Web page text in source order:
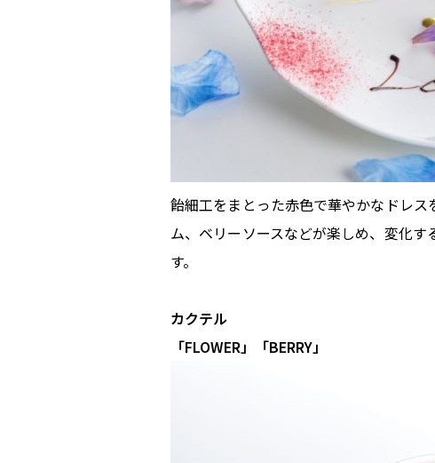
飴細工をまとった赤色で華やかなドレ
ム、ベリーソースなどが楽しめ、変化
す。
カクテル
「FLOWER」「BERRY」